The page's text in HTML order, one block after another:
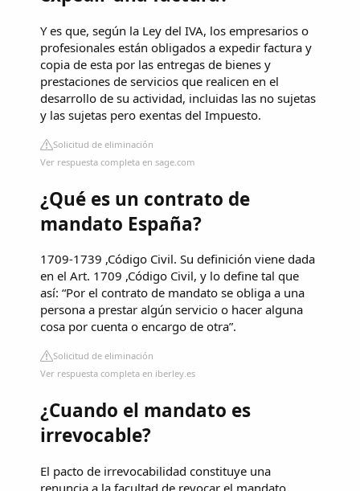
Y es que, según la Ley del IVA, los empresarios o
profesionales están obligados a expedir factura y
copia de esta por las entregas de bienes y
prestaciones de servicios que realicen en el
desarrollo de su actividad, incluidas las no sujetas
y las sujetas pero exentas del Impuesto.
Solicitud de eliminación
Ver respuesta completa en sage.com
¿Qué es un contrato de
mandato España?
1709-1739 ,Código Civil. Su definición viene dada
en el Art. 1709 ,Código Civil, y lo define tal que
así: “Por el contrato de mandato se obliga a una
persona a prestar algún servicio o hacer alguna
cosa por cuenta o encargo de otra”.
Solicitud de eliminación
Ver respuesta completa en iberley.es
¿Cuando el mandato es
irrevocable?
El pacto de irrevocabilidad constituye una
renuncia a la facultad de revocar el mandato